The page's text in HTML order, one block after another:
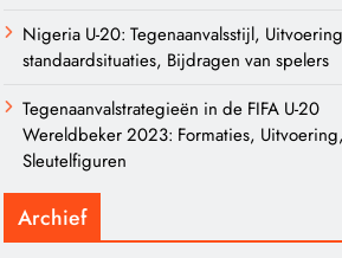
Nigeria U-20: Tegenaanvalsstijl,
standaardsituaties, Bijdragen van spelers
Tegenaanvalstrategieën in de FIFA U-20
Wereldbeker 2023: Formaties, Uitvoering,
Sleutelfiguren
Archief